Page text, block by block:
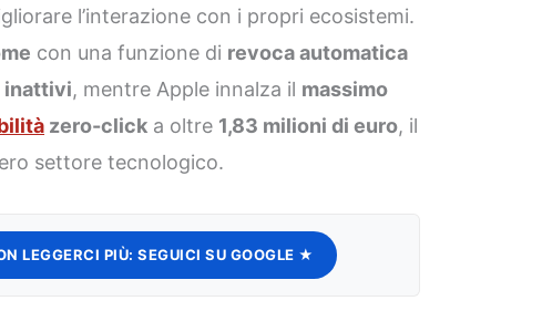
l’interazione con i propri ecosistemi.
con una funzione di revoca automatica
inattivi, mentre Apple innalza il massimo
zero-click a oltre 1,83 milioni di euro, il
settore tecnologico.
LEGGERCI PIÙ: SEGUICI SU GOOGLE ★